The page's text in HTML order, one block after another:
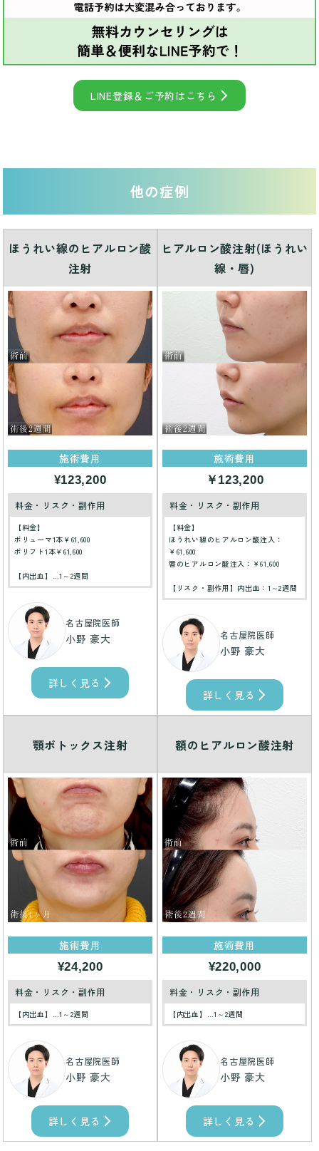
LINE登録＆ご予約はこちら
他の症例
ほうれい線のヒアルロン酸
注射
施術費用
¥123,200
料金・リスク・副作用
【料金】
ボリューマ1本￥61,600
ボリフト1本￥61,600
【内出血】…1～2週間
名古屋院医師
小野 豪大
詳しく見る
ヒアルロン酸注射(ほうれい
線・唇)
施術費用
￥123,200
料金・リスク・副作用
【料金】
ほうれい線のヒアルロン酸注入：
￥61,600
唇のヒアルロン酸注入：￥61,600
【リスク・副作用】内出血：1～2週間
名古屋院医師
小野 豪大
詳しく見る
顎ボトックス注射
施術費用
¥24,200
料金・リスク・副作用
【内出血】…1～2週間
名古屋院医師
小野 豪大
詳しく見る
額のヒアルロン酸注射
施術費用
¥220,000
料金・リスク・副作用
【内出血】…1～2週間
名古屋院医師
小野 豪大
詳しく見る